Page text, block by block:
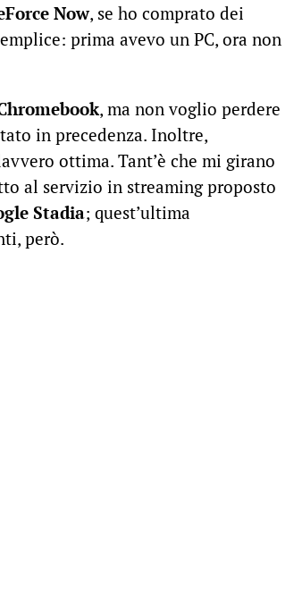
Now, se ho comprato dei
prima avevo un PC, ora non
, ma non voglio perdere
in precedenza. Inoltre,
ottima. Tant’è che mi girano
al servizio in streaming proposto
Stadia; quest’ultima
però.